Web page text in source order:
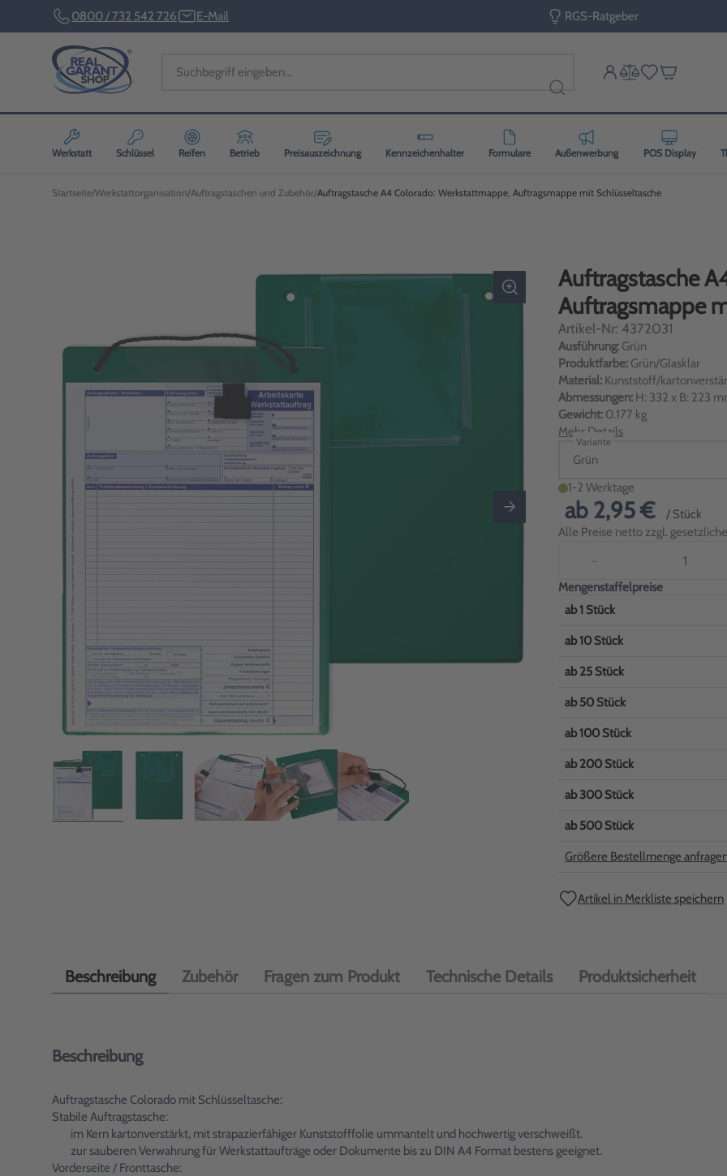
0800 / 732 542 726 E-Mail RGS-Ratgeber
Werkstatt Schlüssel Reifen Betrieb Preisauszeichnung Kennzeichenhalter Formulare Außenwerbung POS Display
Startseite Werkstattorganisation Auftragstaschen und Zubehör Auftragstasche A4 Colorado: Werkstattmappe, Auftragsmappe mit Schlüsseltasche
Auftragstasche
Auftragsmappe
Artikel-Nr: 4372031
Ausführung: Grün
Produktfarbe: Grün/Glasklar
Material: Kunststoff/
Abmessungen: H: 332 x B: 223
Gewicht: 0.177 kg
Mehr Details
Variante
Grün
1-2 Werktage
ab 2,95 €
/ Stück
Alle Preise netto zzgl.
−
Mengenstaffelpreise
ab1 Stück
ab10 Stück
ab25 Stück
ab50 Stück
ab100 Stück
ab200 Stück
ab300 Stück
ab500 Stück
Größere Bestellmenge
Artikel in Merkliste speichern
Beschreibung Zubehör Fragen zum Produkt Technische Details Produktsicherheit
Beschreibung
Auftragstasche Colorado mit Schlüsseltasche:
Stabile Auftragstasche:
im Kern kartonverstärkt, mit strapazierfähiger Kunststofffolie ummantelt und hochwertig verschweißt.
zur sauberen Verwahrung für Werkstattaufträge oder Dokumente bis zu DIN A4 Format bestens geeignet.
Vorderseite / Fronttasche: